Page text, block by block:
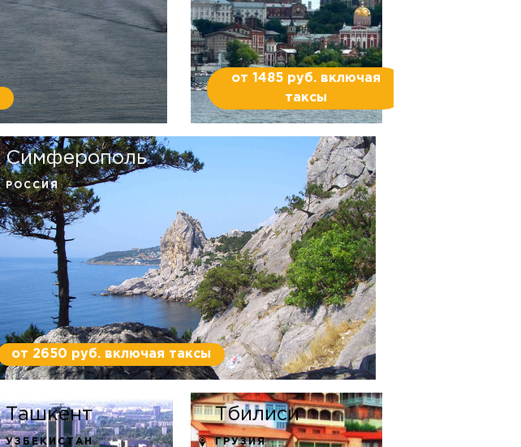
от 1485 руб. включая
таксы
Симферополь
РОССИЯ
от 2650 руб. включая таксы
Ташкент
УЗБЕКИСТАН
Тбилиси
ГРУЗИЯ